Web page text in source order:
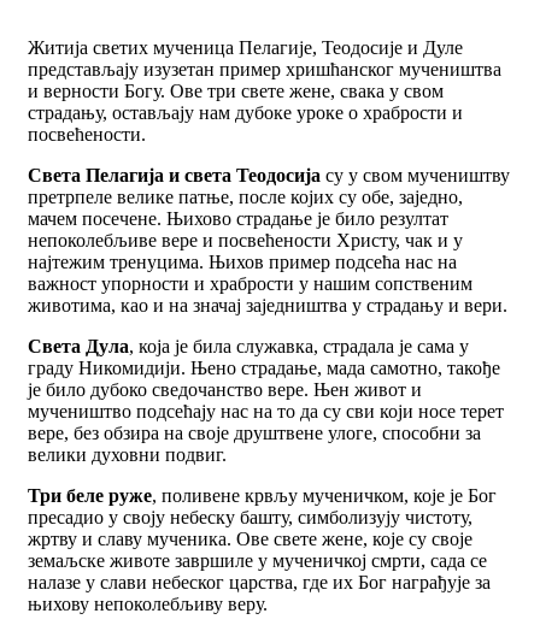
Житија светих мученица Пелагије, Теодосије и Дуле
представљају изузетан пример хришћанског мучеништва
и верности Богу. Ове три свете жене, свака у свом
страдању, остављају нам дубоке уроке о храбрости и
посвећености.
Света Пелагија и света Теодосија су у свом мучеништву
претрпеле велике патње, после којих су обе, заједно,
мачем посечене. Њихово страдање је било резултат
непоколебљиве вере и посвећености Христу, чак и у
најтежим тренуцима. Њихов пример подсећа нас на
важност упорности и храбрости у нашим сопственим
животима, као и на значај заједништва у страдању и вери.
Света Дула, која је била служавка, страдала је сама у
граду Никомидији. Њено страдање, мада самотно, такође
је било дубоко сведочанство вере. Њен живот и
мучеништво подсећају нас на то да су сви који носе терет
вере, без обзира на своје друштвене улоге, способни за
велики духовни подвиг.
Три беле руже, поливене крвљу мученичком, које је Бог
пресадио у своју небеску башту, симболизују чистоту,
жртву и славу мученика. Ове свете жене, које су своје
земаљске животе завршиле у мученичкој смрти, сада се
налазе у слави небеског царства, где их Бог награђује за
њихову непоколебљиву веру.